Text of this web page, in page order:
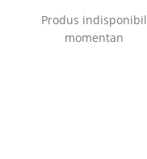
Produs indisponibil
momentan